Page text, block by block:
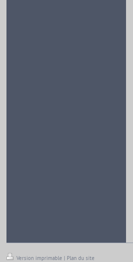
Version imprimable | Plan du site